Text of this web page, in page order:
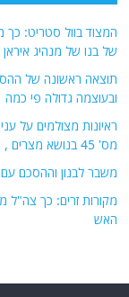
המצוד בוול סטריט:
של בנו של מנהיג איראן
תוצאה ראשונה של
ובעוצמה גדולה פי כמה
ראיונות מצולמים על
מס' 45 בנושא מצרים , ארה"ב וחיזבאללה
משבר לבנון וההסכם
מקורות זרים: כך צה"ל
האש